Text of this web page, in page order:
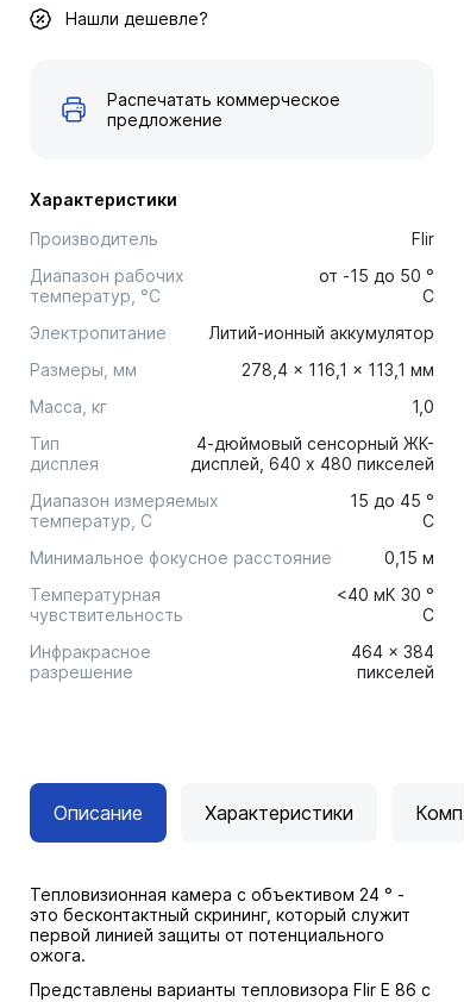
Характеристики
Производитель
Flir
Диапазон рабочих
температур, °С
от -15 до 50 °
C
Электропитание
Литий-ионный аккумулятор
Размеры, мм
278,4 x 116,1 x 113,1 мм
Масса, кг
1,0
Тип
дисплея
4-дюймовый сенсорный ЖК-
дисплей, 640 x 480 пикселей
Диапазон измеряемых
температур, С
15 до 45 °
C
Минимальное фокусное расстояние
0,15 м
Температурная
чувствительность
<40 мК 30 °
C
Инфракрасное
разрешение
464 x 384
пикселей
Нашли дешевле?
Распечатать коммерческое
предложение
Описание Характеристики
Тепловизионная камера с объективом 24 ° -
это бесконтактный скрининг, который служит
первой линией защиты от потенциального
ожога.
Представлены варианты тепловизора Flir E 86 с